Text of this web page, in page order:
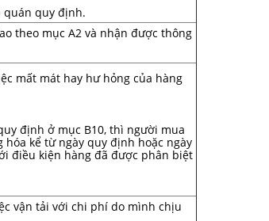
quán quy định.
theo mục A2 và nhận được thông
mất mát hay hư hỏng của hàng
định ở mục B10, thì người mua
kể từ ngày quy định hoặc ngày
điều kiện hàng đã được phân biệt
vận tải với chi phí do mình chịu